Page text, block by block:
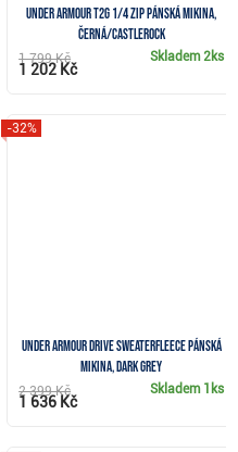
Under Armour T2G 1/4 Zip pánská mikina,
černá/castlerock
Skladem2ks
1 799 Kč
1 202 Kč
Under Armour Drive SweaterFleece pánská
mikina, dark grey
-32%
Skladem 1ks
2 399 Kč
1 636 Kč